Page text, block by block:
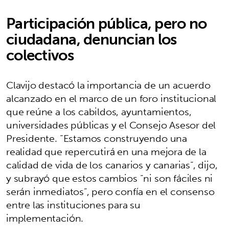
Participación pública, pero no
ciudadana, denuncian los
colectivos
Clavijo destacó la importancia de un acuerdo
alcanzado en el marco de un foro institucional
que reúne a los cabildos, ayuntamientos,
universidades públicas y el Consejo Asesor del
Presidente. “Estamos construyendo una
realidad que repercutirá en una mejora de la
calidad de vida de los canarios y canarias”, dijo,
y subrayó que estos cambios “ni son fáciles ni
serán inmediatos”, pero confía en el consenso
entre las instituciones para su
implementación.